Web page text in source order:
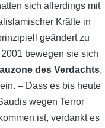
sich allerdings mit
Kräfte in
geändert zu
bewegen sie sich
des Verdachts,
– Dass es bis heute
wegen Terror
ist, verdankt es